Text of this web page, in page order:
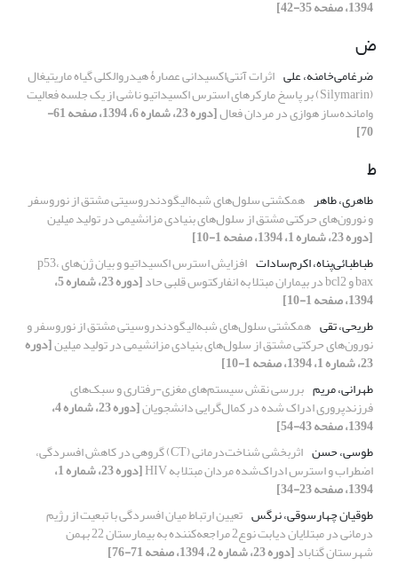
1394، صفحه 35-42]
ض
ضرغامی‌خامنه، علی اثرات آنتی‌اکسیدانی عصارۀ هیدروالکلی گیاه ماریتیغال
(Silymarin) بر پاسخ مارکرهای استرس اکسیداتیو ناشی از یک جلسه فعالیت
وامانده‌ساز هوازی در مردان فعال [دوره 23، شماره 6، 1394، صفحه 61-
70]
ط
طاهری، طاهر همکشتی سلول‌های شبه‌الیگودندروسیتی مشتق از نوروسفر
و نورون‌های حرکتی مشتق از سلول‌های بنیادی مزانشیمی در تولید میلین
[دوره 23، شماره 1، 1394، صفحه 1-10]
طباطبائی‌پناه، اکرم‌سادات
افزایش استرس اکسیداتیو و بیان ژن‌های p53،
bax و bcl2 در بیماران مبتلا به انفارکتوس قلبی حاد [دوره 23، شماره 5،
1394، صفحه 1-10]
طریحی، تقی همکشتی سلول‌های شبه‌الیگودندروسیتی مشتق از نوروسفر و
نورون‌های حرکتی مشتق از سلول‌های بنیادی مزانشیمی در تولید میلین[دوره
23، شماره 1، 1394، صفحه 1-10]
طهرانی، مریم بررسی نقش سیستم‌های مغزی-رفتاری و سبک‌های
فرزندپروری ادراک شده در کمال‌گرایی دانشجویان [دوره 23، شماره 4،
1394، صفحه 43-54]
طوسی، حسن
اثربخشی شناخت‌درمانی (CT) گروهی در کاهش افسردگی،
اضطراب و استرس ادراک‌شده مردان مبتلا به HIV [دوره 23، شماره 1،
1394، صفحه 23-34]
طوقیان چهارسوقی، نرگس تعیین ارتباط میان افسردگی با تبعیت از رژیم
درمانی در مبتلایان دیابت نوع2 مراجعه‌کننده به بیمارستان 22 بهمن
شهرستان گناباد[دوره 23، شماره 2، 1394، صفحه 71-76]